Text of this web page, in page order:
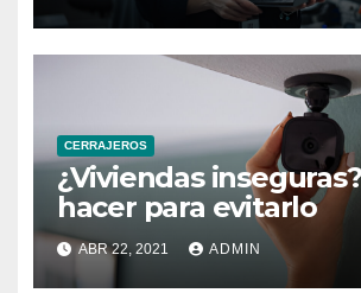
CERRAJEROS
¿Viviendas
hacer para evitarlo
ABR 22, 2021 ADMIN